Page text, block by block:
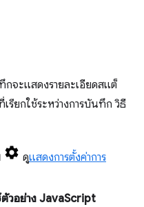
กจะแสดงรายละเอียดสแต็
รียกใช้ระหว่างการบันทึก วิธี
ดูแสดงการตั้งค่าการ
วอย่าง JavaScript